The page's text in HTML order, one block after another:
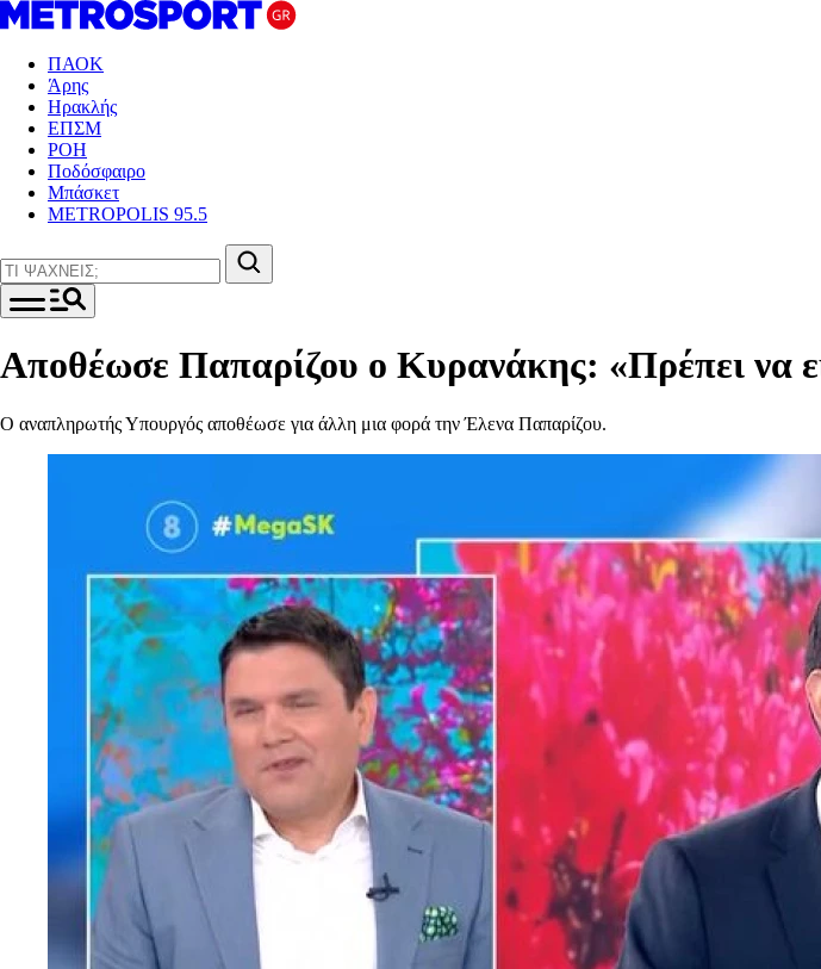
ΠΑΟΚ
Άρης
Ηρακλής
ΕΠΣΜ
ΡΟΗ
Ποδόσφαιρο
Μπάσκετ
METROPOLIS 95.5
Αποθέωσε Παπαρίζου ο Κυρανάκης: «Πρέπει να
Ο αναπληρωτής Υπουργός αποθέωσε για άλλη μια φορά την Έλενα Παπαρίζου.